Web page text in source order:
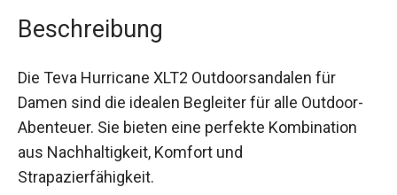
Beschreibung
Damen sind die idealen Begleiter für alle Outdoor-
Abenteuer. Sie bieten eine perfekte Kombination
aus Nachhaltigkeit, Komfort und
Strapazierfähigkeit.